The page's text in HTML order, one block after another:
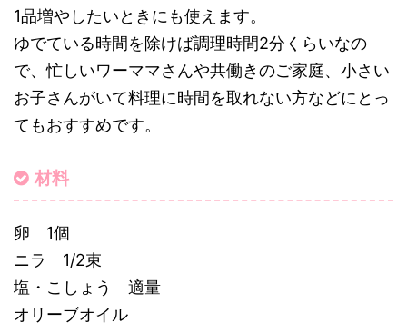
1品増やしたいときにも使えます。
ゆでている時間を除けば調理時間2分くらいなの
で、忙しいワーママさんや共働きのご家庭、小さい
お子さんがいて料理に時間を取れない方などにとっ
てもおすすめです。
材料
卵 1個
ニラ 1/2束
塩・こしょう 適量
オリーブオイル